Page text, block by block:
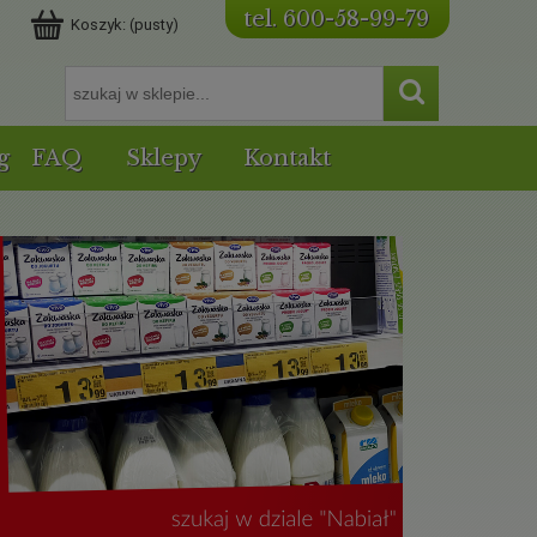
tel. 600-58-99-79
Koszyk: (pusty)
FAQ Sklepy Kontakt